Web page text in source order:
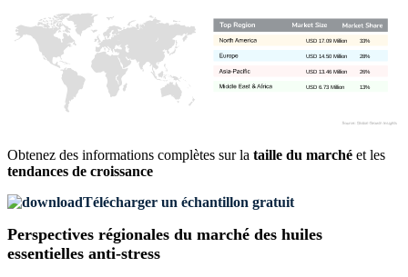
13%
USD 6.73 Million
26%
USD 13.46 Million
28%
USD 14.50 Million
33%
USD 17.09 Million
Obtenez des informations complètes sur la taille du marché et les
tendances de croissance
Télécharger un échantillon gratuit
Perspectives régionales du marché des huiles
essentielles anti-stress